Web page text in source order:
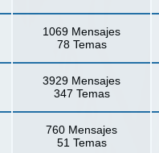
1069 Mensajes
78 Temas
3929 Mensajes
347 Temas
760 Mensajes
51 Temas